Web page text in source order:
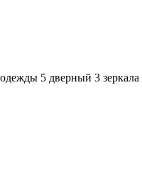
5 дверный 3 зеркала